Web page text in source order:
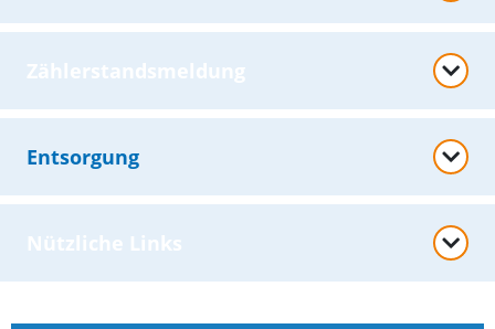
Zählerstandsmeldung
Entsorgung
Nützliche Links